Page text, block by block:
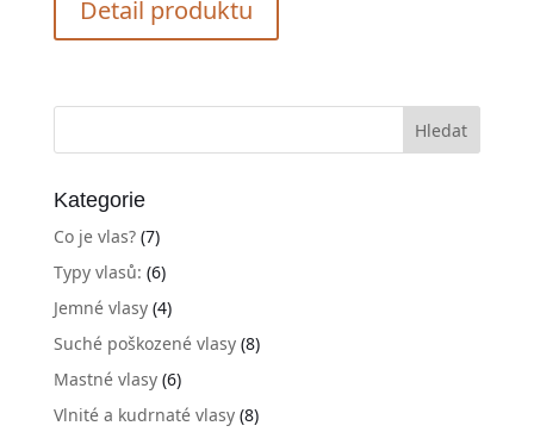
950,00Kč.740,00Kč.
Detail produktu
Kategorie
Co je vlas?(7)
Typy vlasů: (6)
Jemné vlasy(4)
Suché poškozené vlasy(8)
Mastné vlasy(6)
Vlnité a kudrnaté vlasy(8)